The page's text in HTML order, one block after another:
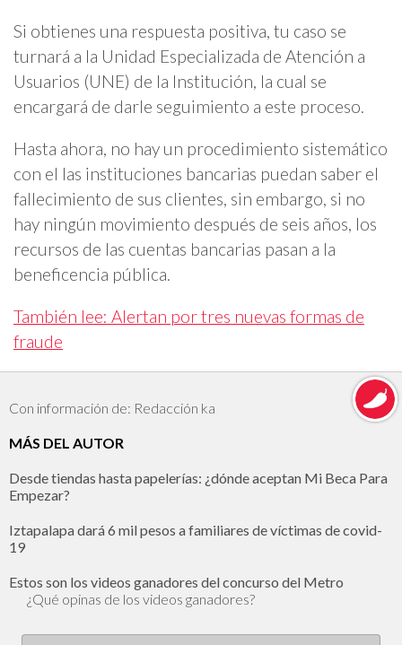
Si obtienes una respuesta positiva, tu caso se
turnará a la Unidad Especializada de Atención a
Usuarios (UNE) de la Institución, la cual se
encargará de darle seguimiento a este proceso.
Hasta ahora, no hay un procedimiento sistemático
con el las instituciones bancarias puedan saber el
fallecimiento de sus clientes, sin embargo, si no
hay ningún movimiento después de seis años, los
recursos de las cuentas bancarias pasan a la
beneficencia pública.
También lee: Alertan por tres nuevas formas de
fraude
Con información de: Redacción ka
MÁS DEL AUTOR
Desde tiendas hasta papelerías: ¿dónde aceptan Mi Beca Para
Empezar?
Iztapalapa dará 6 mil pesos a familiares de víctimas de covid-
19
Estos son los videos ganadores del concurso del Metro
¿Qué opinas de los videos ganadores?